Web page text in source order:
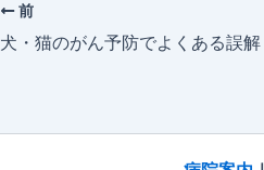
前
犬・猫のがん予防でよくある誤解